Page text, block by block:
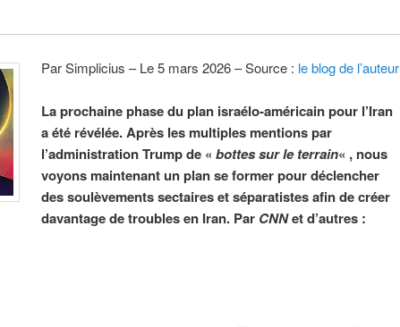
Par Simplicius – Le 5 mars 2026 – Source : le blog de l’auteur
La prochaine phase du plan israélo-américain pour l’Iran
a été révélée. Après les multiples mentions par
l’administration Trump de «bottes sur le terrain« , nous
voyons maintenant un plan se former pour déclencher
des soulèvements sectaires et séparatistes afin de créer
davantage de troubles en Iran. Par CNNet d’autres :